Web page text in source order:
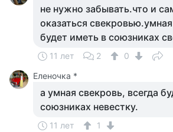
не нужно забывать.что и
оказаться
будет иметь в союзниках
11 лет 2
0
Еленочка *
а умная свекровь, всегда
союзниках невестку.
11 лет
1